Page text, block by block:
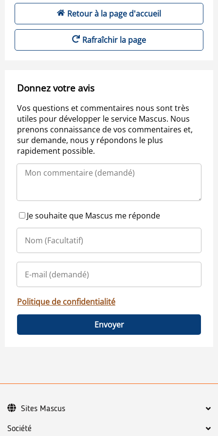
Retour à la page d'accueil
Rafraîchir la page
Donnez votre avis
Vos questions et commentaires nous sont très
utiles pour développer le service Mascus. Nous
prenons connaissance de vos commentaires et,
sur demande, nous y répondons le plus
rapidement possible.
Je souhaite que Mascus me réponde
Politique de confidentialité
Envoyer
Société
Sites Mascus